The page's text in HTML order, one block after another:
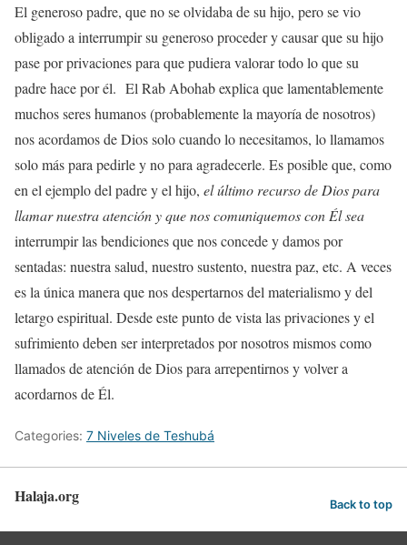
El generoso padre, que no se olvidaba de su hijo, pero se vio
obligado a interrumpir su generoso proceder y causar que su hijo
pase por privaciones para que pudiera valorar todo lo que su
padre hace por él. El Rab Abohab explica que lamentablemente
muchos seres humanos (probablemente la mayoría de nosotros)
nos acordamos de Dios solo cuando lo necesitamos, lo llamamos
solo más para pedirle y no para agradecerle. Es posible que, como
en el ejemplo del padre y el hijo, el último recurso de Dios para
llamar nuestra atención y que nos comuniquemos con Él sea
interrumpir las bendiciones que nos concede y damos por
sentadas: nuestra salud, nuestro sustento, nuestra paz, etc. A veces
es la única manera que nos despertarnos del materialismo y del
letargo espiritual. Desde este punto de vista las privaciones y el
sufrimiento deben ser interpretados por nosotros mismos como
llamados de atención de Dios para arrepentirnos y volver a
acordarnos de Él.
Categories: 7 Niveles de Teshubá
Halaja.org Back to top